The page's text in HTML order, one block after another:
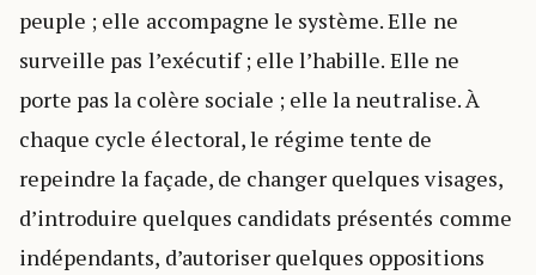
peuple ; elle accompagne le système. Elle ne
surveille pas l’exécutif ; elle l’habille. Elle ne
porte pas la colère sociale ; elle la neutralise. À
chaque cycle électoral, le régime tente de
repeindre la façade, de changer quelques visages,
d’introduire quelques candidats présentés comme
indépendants, d’autoriser quelques oppositions